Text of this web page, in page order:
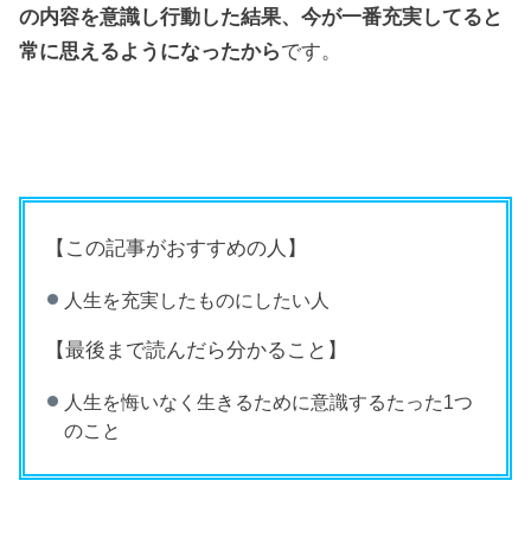
の内容を意識し行動した結果、今が一番充実してると
常に思えるようになったからです。
【この記事がおすすめの人】
人生を充実したものにしたい人
【最後まで読んだら分かること】
人生を悔いなく生きるために意識するたった1つ
のこと